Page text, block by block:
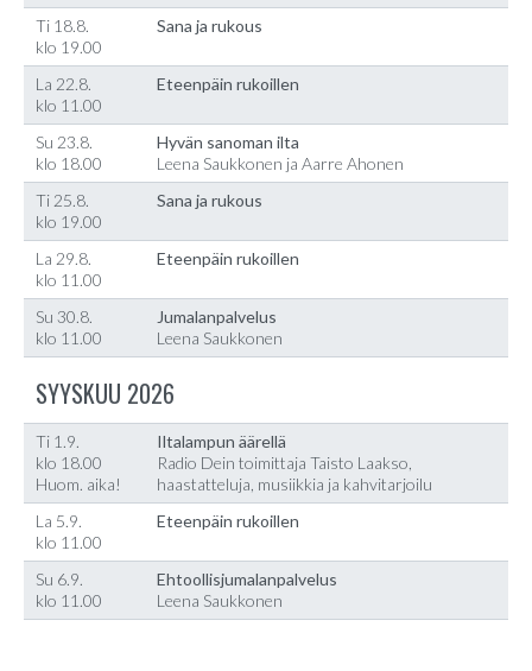
Ti 18.8.
klo 19.00
Sana ja rukous
La 22.8.
klo 11.00
Eteenpäin rukoillen
Su 23.8.
klo 18.00
Hyvän sanoman ilta
Leena Saukkonen ja Aarre Ahonen
Ti 25.8.
klo 19.00
Sana ja rukous
La 29.8.
klo 11.00
Eteenpäin rukoillen
Su 30.8.
klo 11.00
Jumalanpalvelus
Leena Saukkonen
SYYSKUU 2026
Ti 1.9.
klo 18.00
Huom. aika!
Iltalampun äärellä
Radio Dein toimittaja Taisto Laakso,
haastatteluja, musiikkia ja kahvitarjoilu
La 5.9.
klo 11.00
Eteenpäin rukoillen
Su 6.9.
klo 11.00
Ehtoollisjumalanpalvelus
Leena Saukkonen